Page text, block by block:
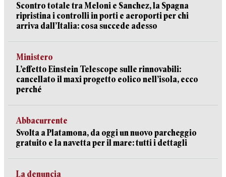
Scontro totale tra Meloni e Sanchez, la Spagna
ripristina i controlli in porti e aeroporti per chi
arriva dall’Italia: cosa succede adesso
Ministero
L’effetto Einstein Telescope sulle rinnovabili:
cancellato il maxi progetto eolico nell’isola, ecco
perché
Abbacurrente
Svolta a Platamona, da oggi un nuovo parcheggio
gratuito e la navetta per il mare: tutti i dettagli
La denuncia